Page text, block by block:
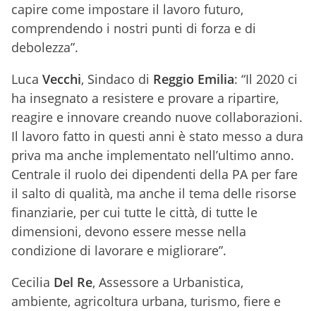
capire come impostare il lavoro futuro,
comprendendo i nostri punti di forza e di
debolezza”.
Luca Vecchi, Sindaco di Reggio Emilia: “Il 2020 ci
ha insegnato a resistere e provare a ripartire,
reagire e innovare creando nuove collaborazioni.
Il lavoro fatto in questi anni è stato messo a dura
priva ma anche implementato nell’ultimo anno.
Centrale il ruolo dei dipendenti della PA per fare
il salto di qualità, ma anche il tema delle risorse
finanziarie, per cui tutte le città, di tutte le
dimensioni, devono essere messe nella
condizione di lavorare e migliorare”.
Cecilia Del Re, Assessore a Urbanistica,
ambiente, agricoltura urbana, turismo, fiere e